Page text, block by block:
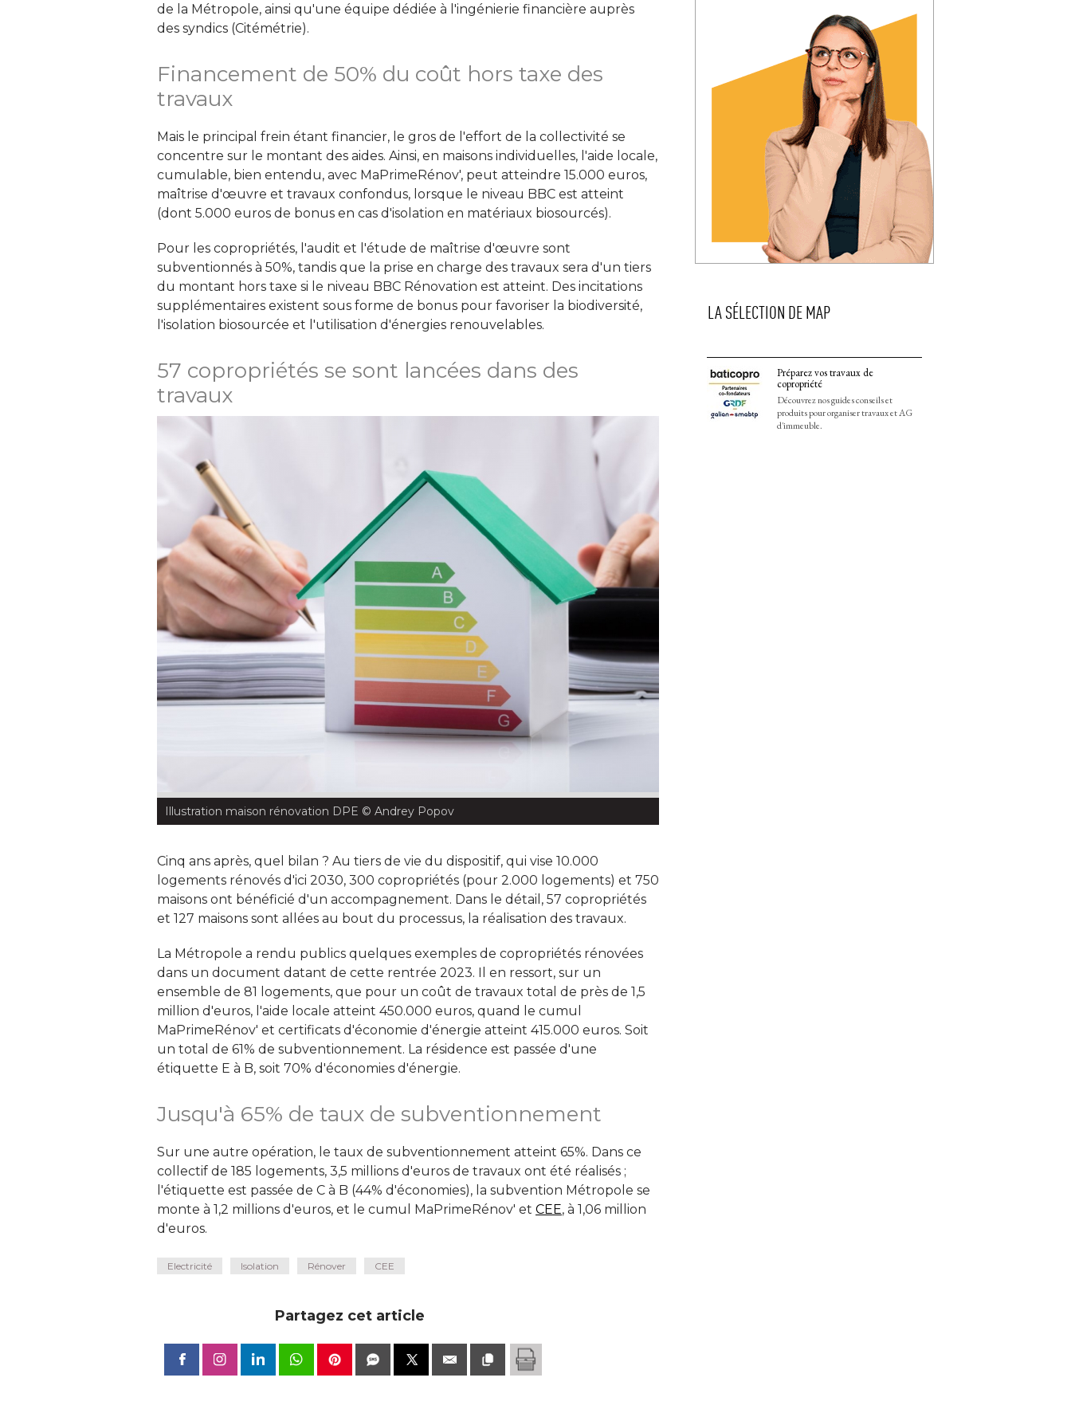
de la Métropole, ainsi qu'une équipe dédiée à l'ingénierie financière auprès
des syndics (Citémétrie).
Financement de 50% du coût hors taxe des
travaux
Mais le principal frein étant financier, le gros de l'effort de la collectivité se
concentre sur le montant des aides. Ainsi, en maisons individuelles, l'aide locale,
cumulable, bien entendu, avec MaPrimeRénov', peut atteindre 15.000 euros,
maîtrise d'œuvre et travaux confondus, lorsque le niveau BBC est atteint
(dont 5.000 euros de bonus en cas d'isolation en matériaux biosourcés).
Pour les copropriétés, l'audit et l'étude de maîtrise d'œuvre sont
subventionnés à 50%, tandis que la prise en charge des travaux sera d'un tiers
du montant hors taxe si le niveau BBC Rénovation est atteint. Des incitations
supplémentaires existent sous forme de bonus pour favoriser la biodiversité,
l'isolation biosourcée et l'utilisation d'énergies renouvelables.
57 copropriétés se sont lancées dans des
travaux
Illustration maison rénovation DPE © Andrey Popov
Cinq ans après, quel bilan ? Au tiers de vie du dispositif, qui vise 10.000
logements rénovés d'ici 2030, 300 copropriétés (pour 2.000 logements) et 750
maisons ont bénéficié d'un accompagnement. Dans le détail, 57 copropriétés
et 127 maisons sont allées au bout du processus, la réalisation des travaux.
La Métropole a rendu publics quelques exemples de copropriétés rénovées
dans un document datant de cette rentrée 2023. Il en ressort, sur un
ensemble de 81 logements, que pour un coût de travaux total de près de 1,5
million d'euros, l'aide locale atteint 450.000 euros, quand le cumul
MaPrimeRénov' et certificats d'économie d'énergie atteint 415.000 euros. Soit
un total de 61% de subventionnement. La résidence est passée d'une
étiquette E à B, soit 70% d'économies d'énergie.
Jusqu'à 65% de taux de subventionnement
Sur une autre opération, le taux de subventionnement atteint 65%. Dans ce
collectif de 185 logements, 3,5 millions d'euros de travaux ont été réalisés ;
l'étiquette est passée de C à B (44% d'économies), la subvention Métropole se
monte à 1,2 millions d'euros, et le cumul MaPrimeRénov' et CEE, à 1,06 million
d'euros.
Electricité Isolation Rénover CEE
Partagez cet article
LA SÉLECTION DE MAP
Préparez vos travaux de
copropriété
Découvrez nos guides conseils et
produits pour organiser travaux et AG
d'immeuble.